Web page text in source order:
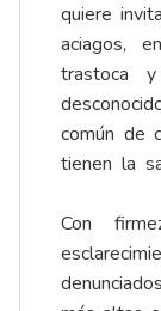
quiere
aciagos,
trastoca
común de
tienen la
Con